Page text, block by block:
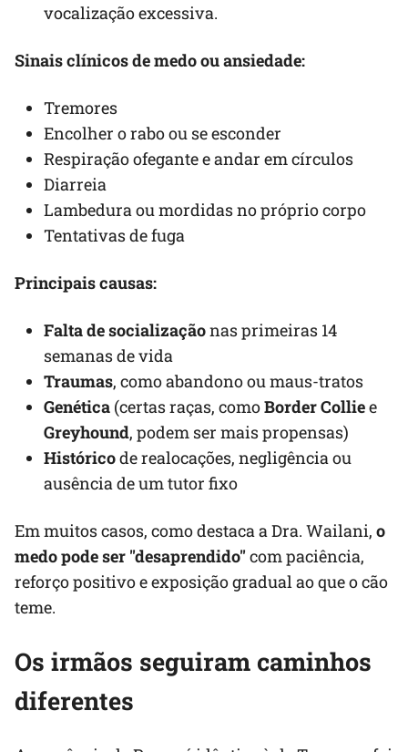
vocalização excessiva.
Sinais clínicos de medo ou ansiedade:
Tremores
Encolher o rabo ou se esconder
Respiração ofegante e andar em círculos
Diarreia
Lambedura ou mordidas no próprio corpo
Tentativas de fuga
Principais causas:
Falta de socializaçãonas primeiras 14
semanas de vida
Traumas, como abandono ou maus-tratos
Genética (certas raças, comoBorder Colliee
Greyhound, podem ser mais propensas)
Históricode realocações, negligência ou
ausência de um tutor fixo
Em muitos casos, como destaca a Dra. Wailani, o
medo pode ser "desaprendido" com paciência,
reforço positivo e exposição gradual ao que o cão
teme.
Os irmãos seguiram caminhos
diferentes